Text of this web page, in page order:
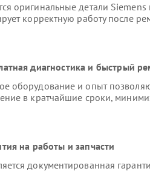
оригинальные детали
корректную работу после
диагностика и быстрый
оборудование и опыт
в кратчайшие сроки,
на работы и запчасти
документированная